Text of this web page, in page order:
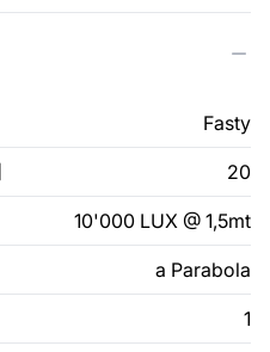
Fasty
20
10'000 LUX @ 1,5mt
a Parabola
1